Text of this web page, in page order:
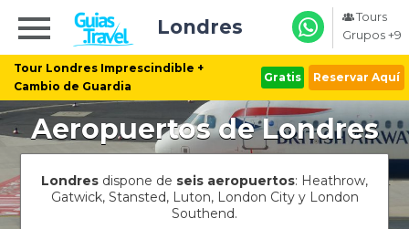
Tour Londres Imprescindible +
Cambio de Guardia
Gratis Reservar Aquí
Londres
Tours
Grupos +9
Aeropuertos de Londres
Londres dispone de seis aeropuertos: Heathrow,
Gatwick, Stansted, Luton, London City y London
Southend.